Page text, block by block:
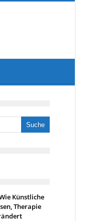
Künstliche
Therapie